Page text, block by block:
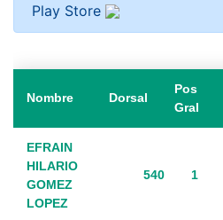
Play Store
Nombre Dorsal
Pos
Gral
EFRAIN
HILARIO
GOMEZ
LOPEZ
540 1